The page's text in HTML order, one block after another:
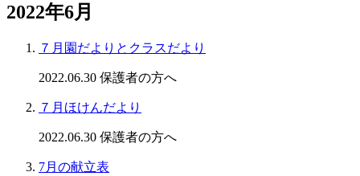
2022年6月
７月園だよりとクラスだより
2022.06.30 保護者の方へ
７月ほけんだより
2022.06.30 保護者の方へ
7月の献立表